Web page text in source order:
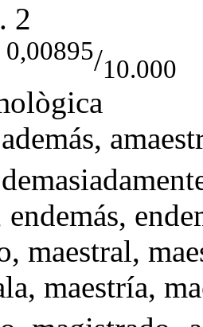
2
0,00895/10.000
además,
endemás,
maestral,
, maestría,